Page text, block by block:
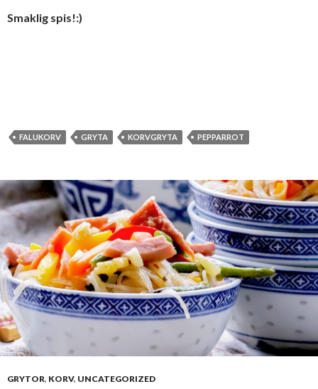
Smaklig spis!:)
FALUKORV GRYTA KORVGRYTA PEPPARROT
GRYTOR, KORV, UNCATEGORIZED